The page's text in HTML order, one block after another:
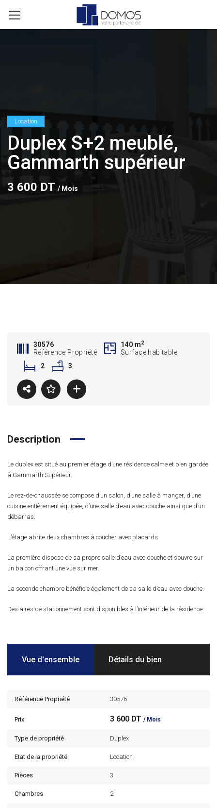
Location
Duplex S+2 meublé,
Gammarth supérieur
3 600 DT / Mois
30576
Référence Propriété
140 m2
Surface habitable
2
3
Description
Le duplex est situé au premier étage d’une résidence calme et bien gardée
à Gammarth Supérieur.
Le rez-de-chaussée se compose d’un salon, d’une salle à manger, d’une
cuisine entièrement équipée, d’une salle d’eau avec douche ainsi que d’un
débarras.
L’étage abrite deux chambres à coucher avec placards.
La première dispose de sa propre salle d’eau avec douche et s’ouvre sur
un balcon offrant une vue sur mer.
La seconde chambre bénéficie également de sa salle d’eau avec douche.
Des aires de stationnement sont disponibles à l’intérieur de la résidence.
Vue d'ensemble Détails du bien
Référence Propriété 30576
Prix 3 600 DT / Mois
Type de propriété Duplex
Etat de la propriété Location
Pièces 3
Chambres 2